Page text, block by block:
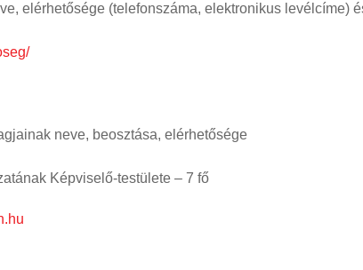
elérhetősége (telefonszáma, elektronikus levélcíme)
neve, beosztása, elérhetősége
testülete – 7 fő